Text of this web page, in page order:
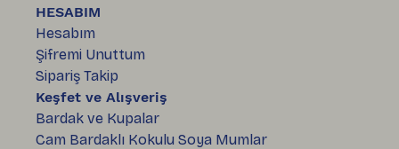
HESABIM
Hesabım
Şifremi Unuttum
Sipariş Takip
Keşfet ve Alışveriş
Bardak ve Kupalar
Cam Bardaklı Kokulu Soya Mumlar